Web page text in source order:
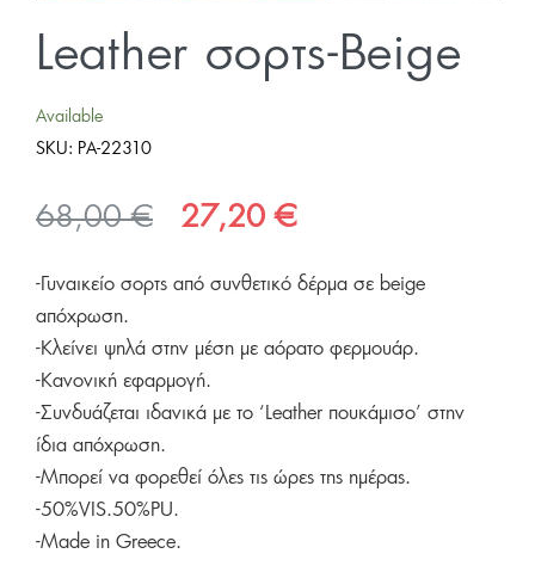
Leather σορτς-Beige
Available
SKU: PA-22310
68,00€
Original
68,00 €.
27,20€Η
τιμή
είναι:
-Γυναικείο σορτς από συνθετικό δέρμα σε beige
απόχρωση.
-Κλείνει ψηλά στην μέση με αόρατο φερμουάρ.
-Κανονική εφαρμογή.
-Συνδυάζεται ιδανικά με το ‘Leather πουκάμισο’ στην
ίδια απόχρωση.
-Μπορεί να φορεθεί όλες τις ώρες της ημέρας.
-50%VIS.50%PU.
-Made in Greece.